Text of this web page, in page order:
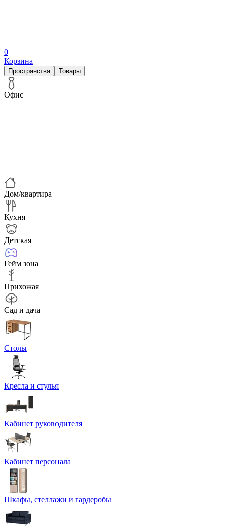
0
Корзина
Пространства Товары
Офис
Дом/квартира
Кухня
Детская
Гейм зона
Прихожая
Сад и дача
Столы
Кресла и стулья
Кабинет руководителя
Кабинет персонала
Шкафы, стеллажи и гардеробы